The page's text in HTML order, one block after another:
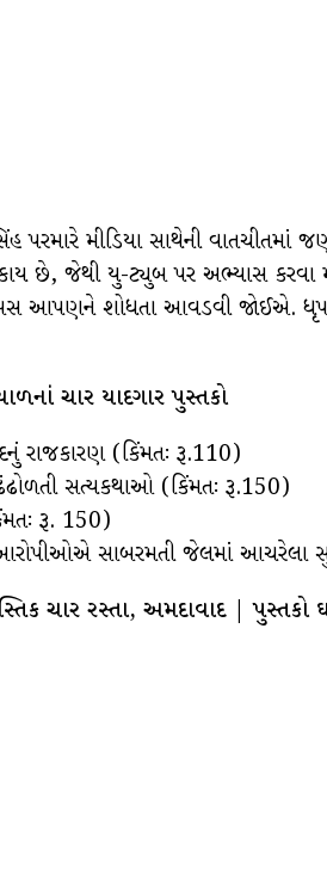
પરમારે મીડિયા સાથેની
છે, જેથી યુ-ટ્યુબ પર અભ્યાસ કરવા
શોધતા આવડવી જોઈએ.
ચાર યાદગાર પુસ્તકો
રાજકારણ (કિંમતઃ રૂ.110)
સત્યકથાઓ (કિંમતઃ રૂ.150)
રૂ. 150)
આરોપીઓએ સાબરમતી જેલમાં
ચાર રસ્તા, અમદાવાદ |